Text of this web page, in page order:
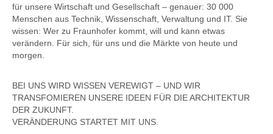
für unsere Wirtschaft und Gesellschaft – genauer: 30 000
Menschen aus Technik, Wissenschaft, Verwaltung und IT. Sie
wissen: Wer zu Fraunhofer kommt, will und kann etwas
verändern. Für sich, für uns und die Märkte von heute und
morgen.
BEI UNS WIRD WISSEN VEREWIGT – UND WIR
TRANSFOMIEREN UNSERE IDEEN FÜR DIE ARCHITEKTUR
DER ZUKUNFT.
VERÄNDERUNG STARTET MIT UNS.